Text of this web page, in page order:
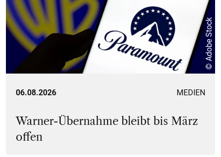
© Adobe Stock
06.08.2026 MEDIEN
Warner-Übernahme bleibt bis März
offen